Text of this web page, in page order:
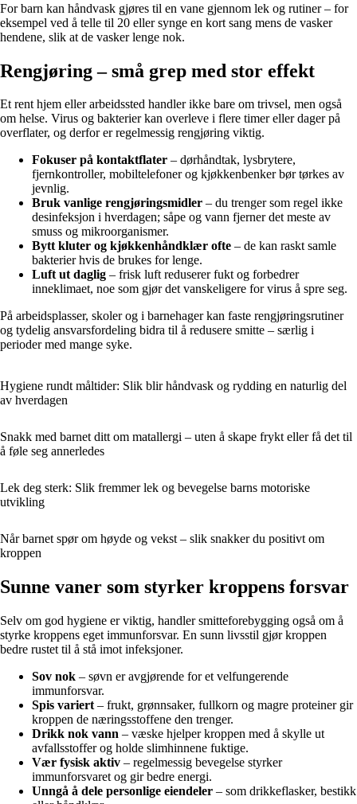
For barn kan håndvask gjøres til en vane gjennom lek og rutiner – for
eksempel ved å telle til 20 eller synge en kort sang mens de vasker
hendene, slik at de vasker lenge nok.
Rengjøring – små grep med stor effekt
Et rent hjem eller arbeidssted handler ikke bare om trivsel, men også
om helse. Virus og bakterier kan overleve i flere timer eller dager på
overflater, og derfor er regelmessig rengjøring viktig.
Fokuser på kontaktflater – dørhåndtak, lysbrytere,
fjernkontroller, mobiltelefoner og kjøkkenbenker bør tørkes av
jevnlig.
Bruk vanlige rengjøringsmidler – du trenger som regel ikke
desinfeksjon i hverdagen; såpe og vann fjerner det meste av
smuss og mikroorganismer.
Bytt kluter og kjøkkenhåndklær ofte – de kan raskt samle
bakterier hvis de brukes for lenge.
Luft ut daglig – frisk luft reduserer fukt og forbedrer
inneklimaet, noe som gjør det vanskeligere for virus å spre seg.
På arbeidsplasser, skoler og i barnehager kan faste rengjøringsrutiner
og tydelig ansvarsfordeling bidra til å redusere smitte – særlig i
perioder med mange syke.
Hygiene rundt måltider: Slik blir håndvask og rydding en naturlig del
av hverdagen
Snakk med barnet ditt om matallergi – uten å skape frykt eller få det til
å føle seg annerledes
Lek deg sterk: Slik fremmer lek og bevegelse barns motoriske
utvikling
Når barnet spør om høyde og vekst – slik snakker du positivt om
kroppen
Sunne vaner som styrker kroppens forsvar
Selv om god hygiene er viktig, handler smitteforebygging også om å
styrke kroppens eget immunforsvar. En sunn livsstil gjør kroppen
bedre rustet til å stå imot infeksjoner.
Sov nok – søvn er avgjørende for et velfungerende
immunforsvar.
Spis variert – frukt, grønnsaker, fullkorn og magre proteiner gir
kroppen de næringsstoffene den trenger.
Drikk nok vann – væske hjelper kroppen med å skylle ut
avfallsstoffer og holde slimhinnene fuktige.
Vær fysisk aktiv – regelmessig bevegelse styrker
immunforsvaret og gir bedre energi.
Unngå å dele personlige eiendeler – som drikkeflasker, bestikk